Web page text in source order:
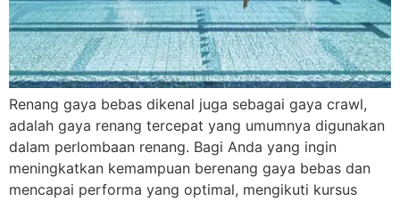
Renang gaya bebas dikenal juga sebagai gaya crawl,
adalah gaya renang tercepat yang umumnya digunakan
dalam perlombaan renang. Bagi Anda yang ingin
meningkatkan kemampuan berenang gaya bebas dan
mencapai performa yang optimal, mengikuti kursus